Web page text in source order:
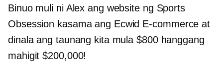
Binuo muli ni Alex ang website ng Sports
Obsession kasama ang Ecwid E-commerce at
dinala ang taunang kita mula $800 hanggang
mahigit $200,000!